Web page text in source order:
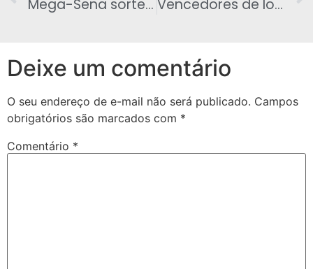
Mega-Sena sorteia prêmio de R$ 20 milhões neste sábado Vencedores de loteria deixam de retirar R$ 315 milhões em 2014
Deixe um comentário
O seu endereço de e-mail não será publicado. Campos
obrigatórios são marcados com *
Comentário *